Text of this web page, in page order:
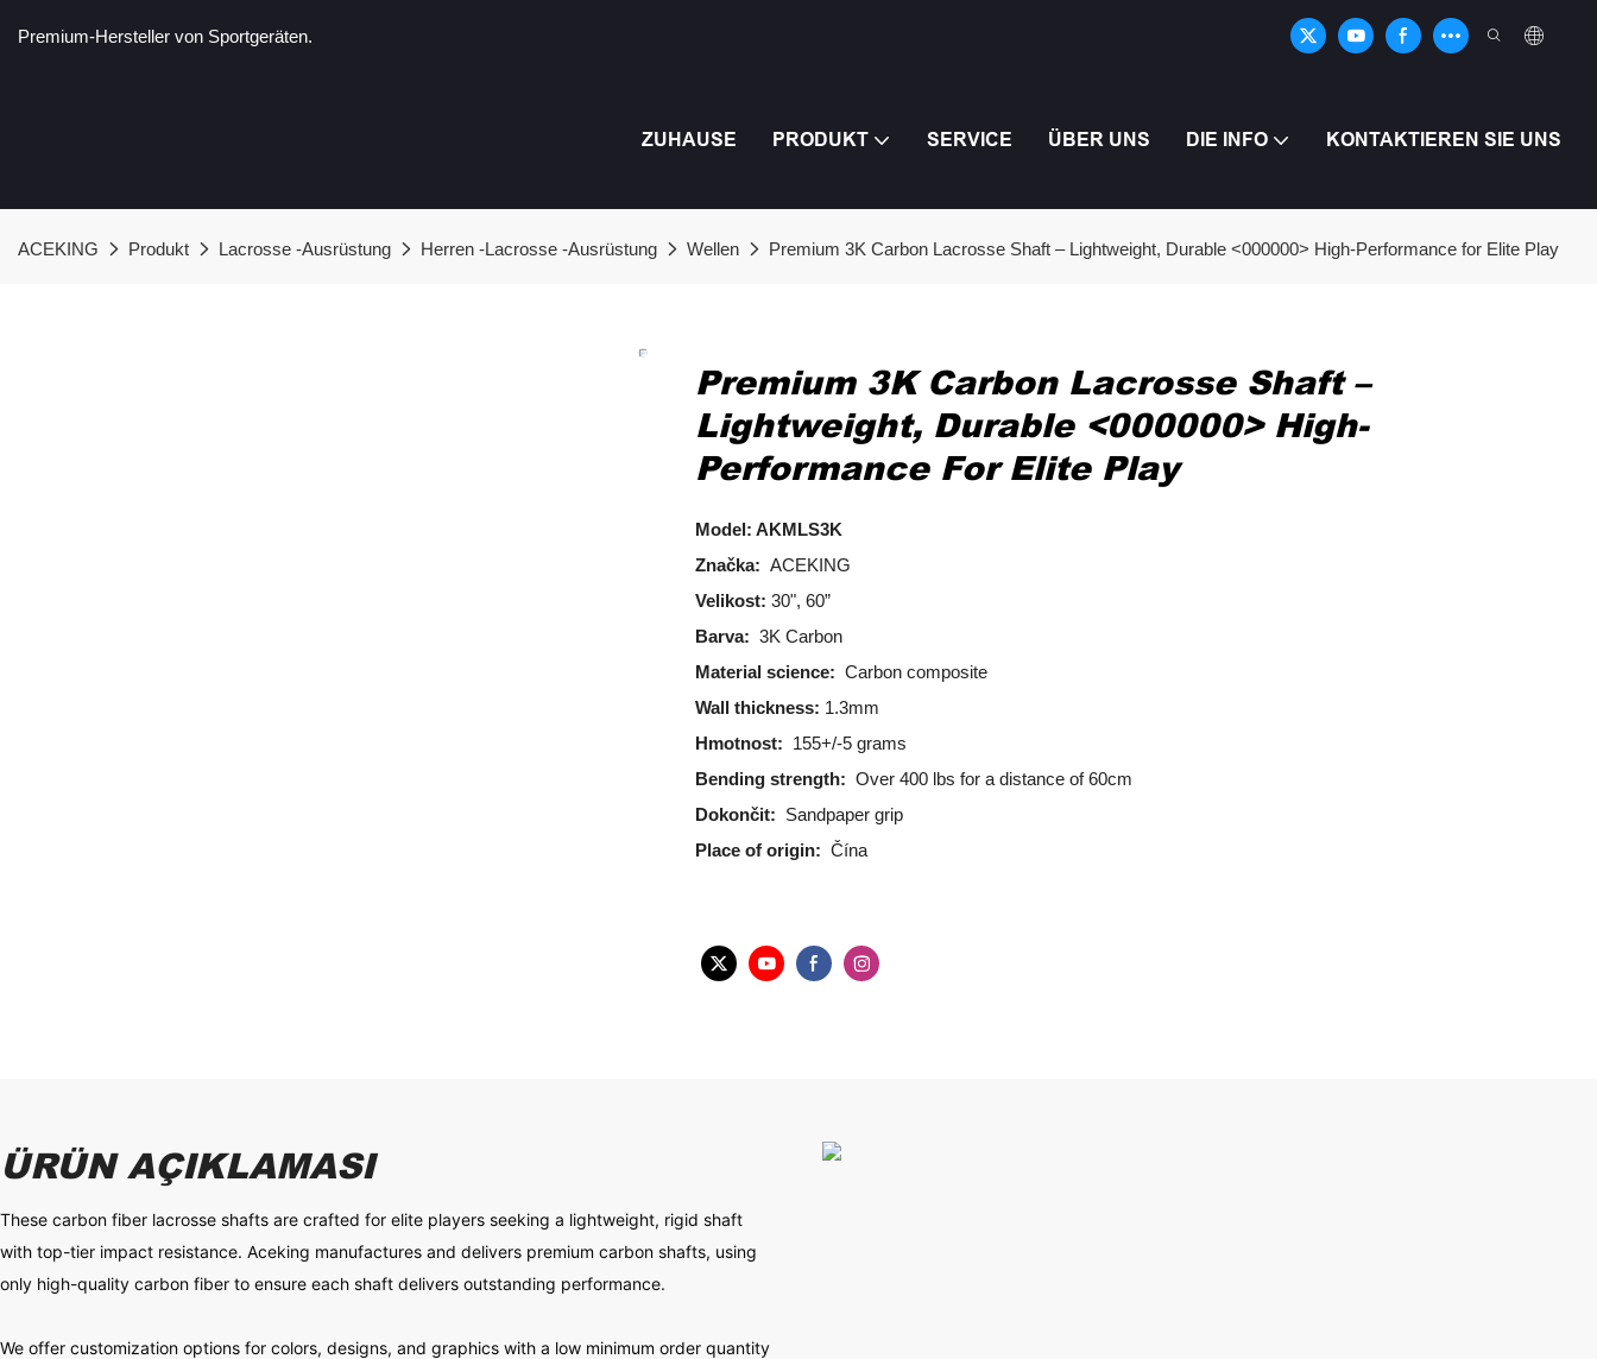
Premium-Hersteller von Sportgeräten.
ZUHAUSE PRODUKT SERVICE ÜBER UNS DIE INFO KONTAKTIEREN SIE UNS
ACEKING Produkt Lacrosse -Ausrüstung Herren -Lacrosse -Ausrüstung Wellen Premium 3K Carbon Lacrosse Shaft – Lightweight, Durable <000000> High-Performance for Elite Play
Premium 3K Carbon Lacrosse Shaft –
Lightweight, Durable <000000> High-
Performance For Elite Play
Model: AKMLS3K
Značka: ACEKING
Velikost: 30", 60”
Barva: 3K Carbon
Material science: Carbon composite
Wall thickness: 1.3mm
Hmotnost: 155+/-5 grams
Bending strength: Over 400 lbs for a distance of 60cm
Dokončit: Sandpaper grip
Place of origin: Čína
ÜRÜN AÇIKLAMASI
These carbon fiber lacrosse shafts are crafted for elite players seeking a lightweight, rigid shaft
with top-tier impact resistance. Aceking manufactures and delivers premium carbon shafts, using
only high-quality carbon fiber to ensure each shaft delivers outstanding performance.
We offer customization options for colors, designs, and graphics with a low minimum order quantity